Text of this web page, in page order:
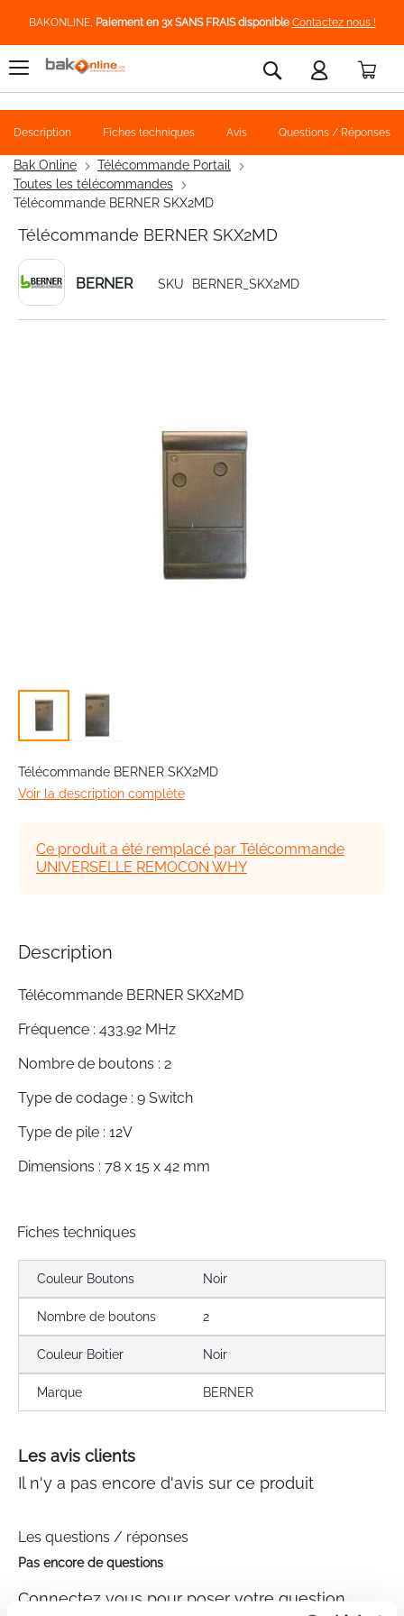
BAKONLINE, Paiement en 3x SANS FRAIS disponible Contactez nous !
Rechercher
Bak Online
Télécommande Portail
Toutes les télécommandes
Télécommande BERNER SKX2MD
Télécommande BERNER SKX2MD
BERNER SKU BERNER_SKX2MD
to
the
beginning
images
gallery
Télécommande BERNER SKX2MD
Voir la description complète
Ce produit a été remplacé par Télécommande
UNIVERSELLE REMOCON WHY
Description Fiches techniques Avis Questions / Réponses
Description
Télécommande BERNER SKX2MD
Fréquence : 433.92 MHz
Nombre de boutons : 2
Type de codage : 9 Switch
Type de pile : 12V
Dimensions : 78 x 15 x 42 mm
Fiches techniques
Couleur Boutons Noir
Nombre de boutons 2
Couleur Boitier Noir
Marque BERNER
Les avis clients
Il n'y a pas encore d'avis sur ce produit
Les questions / réponses
Pas encore de questions
Connectez vous pour poser votre question